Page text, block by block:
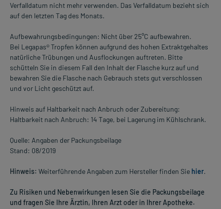
Verfalldatum nicht mehr verwenden. Das Verfalldatum bezieht sich
auf den letzten Tag des Monats.
Aufbewahrungsbedingungen: Nicht über 25°C aufbewahren.
Bei Legapas® Tropfen können aufgrund des hohen Extraktgehaltes
natürliche Trübungen und Ausflockungen auftreten. Bitte
schütteln Sie in diesem Fall den Inhalt der Flasche kurz auf und
bewahren Sie die Flasche nach Gebrauch stets gut verschlossen
und vor Licht geschützt auf.
Hinweis auf Haltbarkeit nach Anbruch oder Zubereitung:
Haltbarkeit nach Anbruch: 14 Tage, bei Lagerung im Kühlschrank.
Quelle: Angaben der Packungsbeilage
Stand: 08/2019
Hinweis: Weiterführende Angaben zum Hersteller finden Sie hier.
Zu Risiken und Nebenwirkungen lesen Sie die Packungsbeilage
und fragen Sie Ihre Ärztin, Ihren Arzt oder in Ihrer Apotheke.